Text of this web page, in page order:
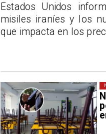
Estados Unidos
misiles iraníes y los
que impacta en los